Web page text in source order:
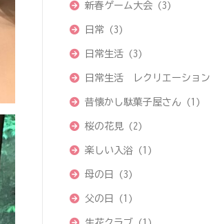
新春ゲーム大会 (3)
日常 (3)
日常生活 (3)
日常生活 レクリエーション
昔懐かし駄菓子屋さん (1)
桜の花見 (2)
楽しい入浴 (1)
母の日 (3)
父の日 (1)